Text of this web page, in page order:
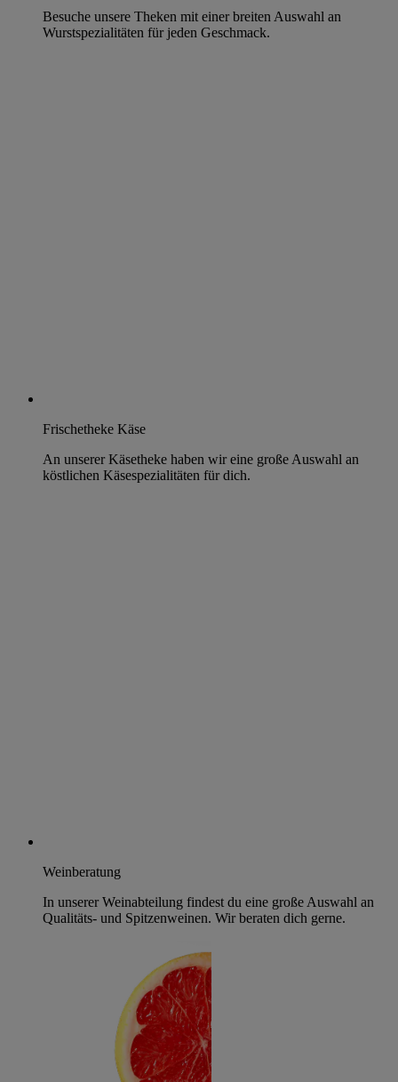
Besuche unsere Theken mit einer breiten Auswahl an
Wurstspezialitäten für jeden Geschmack.
Frischetheke Käse
An unserer Käsetheke haben wir eine große Auswahl an
köstlichen Käsespezialitäten für dich.
Weinberatung
In unserer Weinabteilung findest du eine große Auswahl an
Qualitäts- und Spitzenweinen. Wir beraten dich gerne.